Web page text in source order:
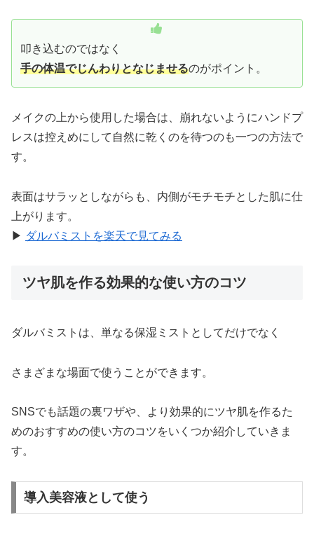
叩き込むのではなく
手の体温でじんわりとなじませるのがポイント。
メイクの上から使用した場合は、崩れないようにハンドプ
レスは控えめにして自然に乾くのを待つのも一つの方法で
す。
表面はサラッとしながらも、内側がモチモチとした肌に仕
上がります。
▶ ダルバミストを楽天で見てみる
ツヤ肌を作る効果的な使い方のコツ
ダルバミストは、単なる保湿ミストとしてだけでなく
さまざまな場面で使うことができます。
SNSでも話題の裏ワザや、より効果的にツヤ肌を作るた
めのおすすめの使い方のコツをいくつか紹介していきま
す。
導入美容液として使う